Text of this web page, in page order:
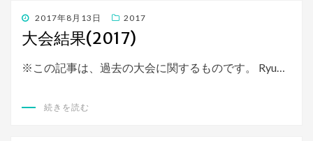
投
稿
日:
2017年8月13日 2017
大会結果(2017)
※この記事は、過去の大会に関するものです。 Ryu…
続きを読む